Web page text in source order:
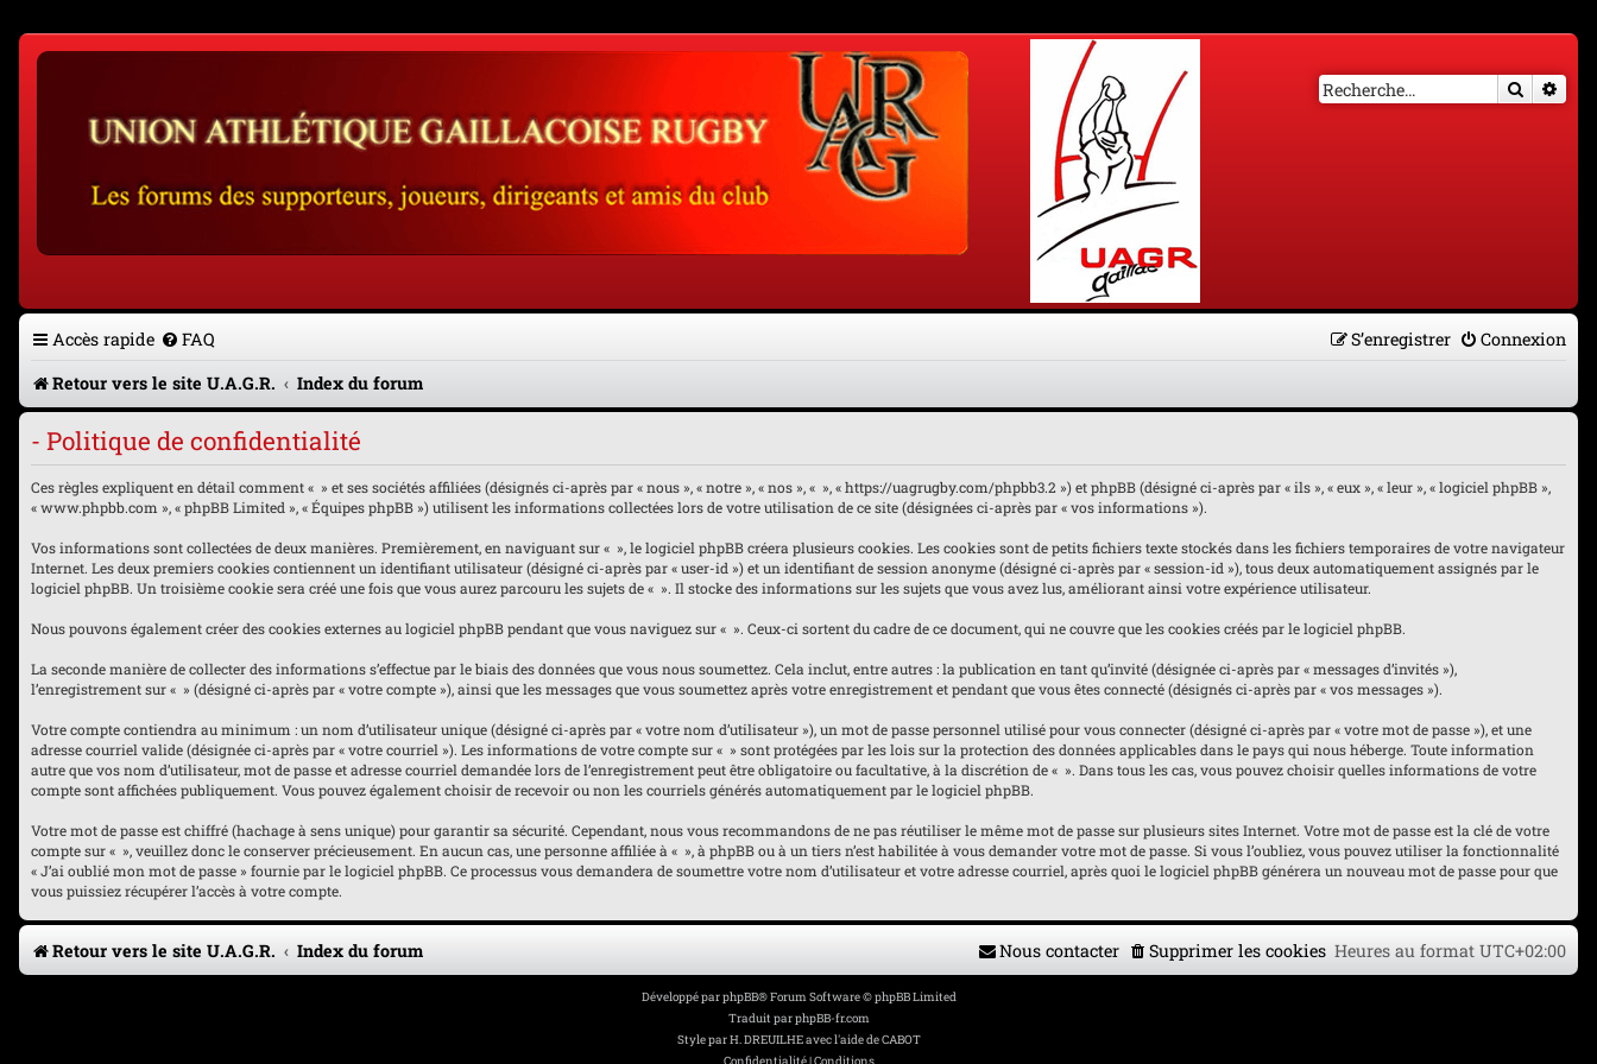
Accès rapide FAQ Connexion
S’enregistrer
Retour vers le site U.A.G.R.
Index du forum
- Politique de confidentialité
Ces règles expliquent en détail comment « » et ses sociétés affiliées (désignés ci-après par « nous », « notre », « nos », « », « https://uagrugby.com/phpbb3.2 ») et phpBB (désigné ci-après par « ils », « eux », « leur », « logiciel phpBB »,
« www.phpbb.com », « phpBB Limited », « Équipes phpBB ») utilisent les informations collectées lors de votre utilisation de ce site (désignées ci-après par « vos informations »).
Vos informations sont collectées de deux manières. Premièrement, en naviguant sur « », le logiciel phpBB créera plusieurs cookies. Les cookies sont de petits fichiers texte stockés dans les fichiers temporaires de votre navigateur
Internet. Les deux premiers cookies contiennent un identifiant utilisateur (désigné ci-après par « user-id ») et un identifiant de session anonyme (désigné ci-après par « session-id »), tous deux automatiquement assignés par le
logiciel phpBB. Un troisième cookie sera créé une fois que vous aurez parcouru les sujets de « ». Il stocke des informations sur les sujets que vous avez lus, améliorant ainsi votre expérience utilisateur.
Nous pouvons également créer des cookies externes au logiciel phpBB pendant que vous naviguez sur « ». Ceux-ci sortent du cadre de ce document, qui ne couvre que les cookies créés par le logiciel phpBB.
La seconde manière de collecter des informations s’effectue par le biais des données que vous nous soumettez. Cela inclut, entre autres : la publication en tant qu’invité (désignée ci-après par « messages d’invités »),
l’enregistrement sur « » (désigné ci-après par « votre compte »), ainsi que les messages que vous soumettez après votre enregistrement et pendant que vous êtes connecté (désignés ci-après par « vos messages »).
Votre compte contiendra au minimum : un nom d’utilisateur unique (désigné ci-après par « votre nom d’utilisateur »), un mot de passe personnel utilisé pour vous connecter (désigné ci-après par « votre mot de passe »), et une
adresse courriel valide (désignée ci-après par « votre courriel »). Les informations de votre compte sur « » sont protégées par les lois sur la protection des données applicables dans le pays qui nous héberge. Toute information
autre que vos nom d’utilisateur, mot de passe et adresse courriel demandée lors de l’enregistrement peut être obligatoire ou facultative, à la discrétion de « ». Dans tous les cas, vous pouvez choisir quelles informations de votre
compte sont affichées publiquement. Vous pouvez également choisir de recevoir ou non les courriels générés automatiquement par le logiciel phpBB.
Votre mot de passe est chiffré (hachage à sens unique) pour garantir sa sécurité. Cependant, nous vous recommandons de ne pas réutiliser le même mot de passe sur plusieurs sites Internet. Votre mot de passe est la clé de votre
compte sur « », veuillez donc le conserver précieusement. En aucun cas, une personne affiliée à « », à phpBB ou à un tiers n’est habilitée à vous demander votre mot de passe. Si vous l’oubliez, vous pouvez utiliser la fonctionnalité
« J’ai oublié mon mot de passe » fournie par le logiciel phpBB. Ce processus vous demandera de soumettre votre nom d’utilisateur et votre adresse courriel, après quoi le logiciel phpBB générera un nouveau mot de passe pour que
vous puissiez récupérer l’accès à votre compte.
Retour vers le site U.A.G.R. Index du forum Heures au format UTC+02:00
Supprimer les cookies
Nous contacter
Développé parphpBB® Forum Software © phpBB Limited
Traduit parphpBB-fr.com
Style parH. DREUILHE avec l'aide de CABOT